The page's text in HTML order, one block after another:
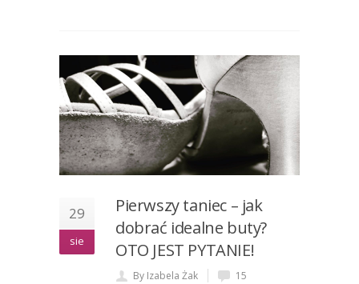
29
sie
Pierwszy taniec – jak
dobrać idealne buty?
OTO JEST PYTANIE!
By Izabela Żak 15